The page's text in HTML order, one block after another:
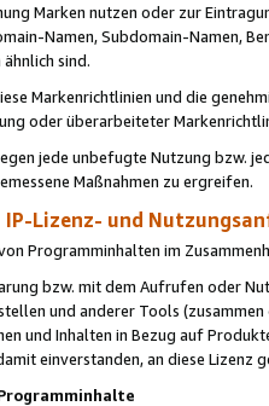
Marken nutzen oder zur
Namen, Subdomain-Namen,
sind.
Markenrichtlinien und die
oder überarbeiteter
jede unbefugte Nutzung bzw.
Maßnahmen zu ergreifen.
IP-Lizenz- und
Programminhalten im
bzw. mit dem Aufrufen oder
und anderer Tools (zusammen
und Inhalten in Bezug auf
einverstanden, an diese Lizenz